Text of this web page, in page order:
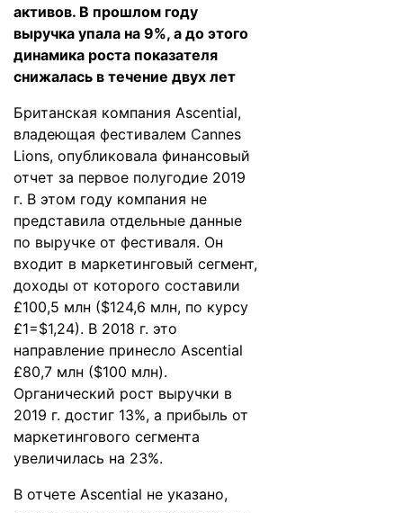
активов. В прошлом году
выручка упала на 9%, а до этого
динамика роста показателя
снижалась в течение двух лет
Британская компания Ascential,
владеющая фестивалем Cannes
Lions, опубликовала финансовый
отчет за первое полугодие 2019
г. В этом году компания не
представила отдельные данные
по выручке от фестиваля. Он
входит в маркетинговый сегмент,
доходы от которого составили
£100,5 млн ($124,6 млн, по курсу
£1=$1,24). В 2018 г. это
направление принесло Ascential
£80,7 млн ($100 млн).
Органический рост выручки в
2019 г. достиг 13%, а прибыль от
маркетингового сегмента
увеличилась на 23%.
В отчете Ascential не указано,